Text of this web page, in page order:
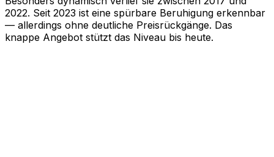
2022. Seit 2023 ist eine spürbare Beruhigung erkennbar
— allerdings ohne deutliche Preisrückgänge. Das
knappe Angebot stützt das Niveau bis heute.